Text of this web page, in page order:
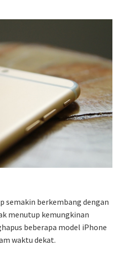
semakin berkembang dengan
menutup kemungkinan
beberapa model iPhone
waktu dekat.